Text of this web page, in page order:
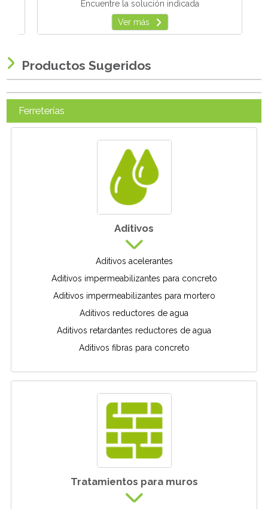
Encuentre la solución indicada
Ver más
Productos Sugeridos
Ferreterías
Aditivos
Aditivos acelerantes
Aditivos impermeabilizantes para concreto
Aditivos impermeabilizantes para mortero
Aditivos reductores de agua
Aditivos retardantes reductores de agua
Aditivos fibras para concreto
Tratamientos para muros